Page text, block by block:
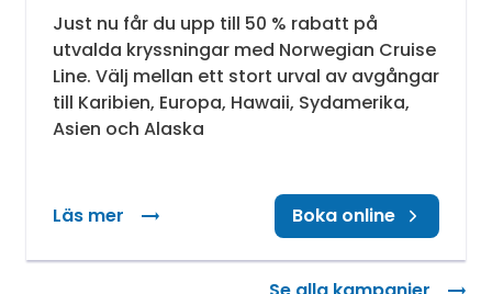
Just nu får du upp till 50 % rabatt på
utvalda kryssningar med Norwegian Cruise
Line. Välj mellan ett stort urval av avgångar
till Karibien, Europa, Hawaii, Sydamerika,
Asien och Alaska
Läs mer
: 50 % i rabatt på kryssningarBoka online